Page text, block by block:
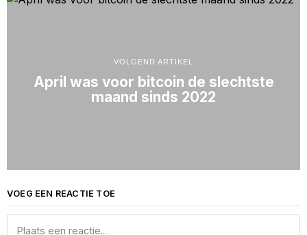
VOLGEND ARTIKEL
April was voor bitcoin de slechtste
maand sinds 2022
VOEG EEN REACTIE TOE